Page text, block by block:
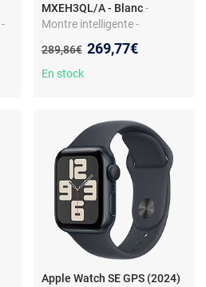
-
MXEH3QL/A - Blanc -
Montre intelligente -
mm
Ancien prix :
289,86€ Nouveau prix :
269,77€
En stock
Apple Watch SE GPS (2024)